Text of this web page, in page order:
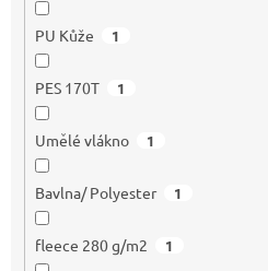
PU Kůže 1
PES 170T 1
Umělé vlákno 1
Bavlna/ Polyester 1
fleece 280 g/m2 1